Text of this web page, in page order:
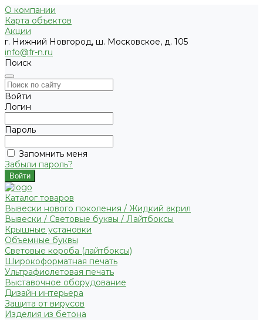
О компании
Карта объектов
Акции
г. Нижний Новгород, ш. Московское, д. 105
info@fr-n.ru
Поиск
Войти
Логин
Пароль
Запомнить меня
Забыли пароль?
Каталог товаров
Вывески нового поколения / Жидкий акрил
Вывески / Световые буквы / Лайтбоксы
Крышные установки
Объемные буквы
Световые короба (лайтбоксы)
Широкоформатная печать
Ультрафиолетовая печать
Выставочное оборудование
Дизайн интерьера
Защита от вирусов
Изделия из бетона